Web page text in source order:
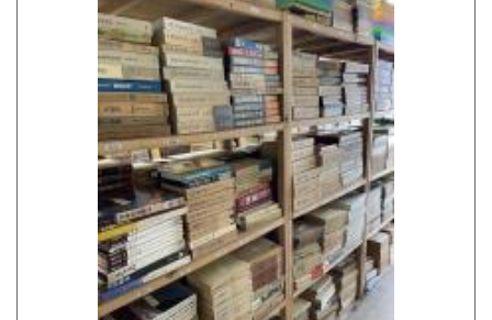
800円 長崎県
800円 大分県
800円 鹿児島県
1,500円